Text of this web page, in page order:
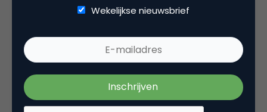
event
Wekelijkse nieuwsbrief